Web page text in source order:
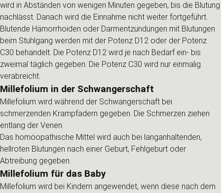
wird in Abständen von wenigen Minuten gegeben, bis die Blutung
nachlässt. Danach wird die Einnahme nicht weiter fortgeführt.
Blutende Hämorrhoiden oder Darmentzündungen mit Blutungen
beim Stuhlgang werden mit der Potenz D12 oder der Potenz
C30 behandelt. Die Potenz D12 wird je nach Bedarf ein- bis
zweimal täglich gegeben. Die Potenz C30 wird nur einmalig
verabreicht.
Millefolium in der Schwangerschaft
Millefolium wird während der Schwangerschaft bei
schmerzenden Krampfadern gegeben. Die Schmerzen ziehen
entlang der Venen.
Das homöopathische Mittel wird auch bei langanhaltenden,
hellroten Blutungen nach einer Geburt, Fehlgeburt oder
Abtreibung gegeben.
Millefolium für das Baby
Millefolium wird bei Kindern angewendet, wenn diese nach dem